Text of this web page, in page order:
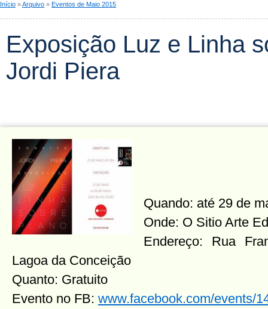
Início »Arquivo » Eventos de Maio 2015
Exposição Luz e Linha
Jordi Piera
Quando: até 29 de
Onde: O Sitio Arte
Endereço: Rua
Lagoa da Conceição
Quanto: Gratuito
Evento no FB: www.facebook.com/events/